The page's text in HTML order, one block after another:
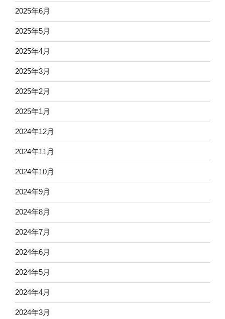
2025年6月
2025年5月
2025年4月
2025年3月
2025年2月
2025年1月
2024年12月
2024年11月
2024年10月
2024年9月
2024年8月
2024年7月
2024年6月
2024年5月
2024年4月
2024年3月